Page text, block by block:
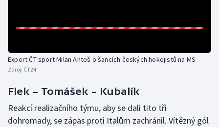
Rychlobruslení
Rychlostní kanoistika
Short track
Expert ČT sport Milan Antoš o šancích českých hokejistů na MS
Zdroj: ČT24
Flek – Tomášek – Kubalík
Reakcí realizačního týmu, aby se dali tito tři
dohromady, se zápas proti Italům zachránil. Vítězný gól